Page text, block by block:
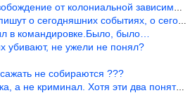
от колониальной зависимости, это
о сегодняшних событиях, о сегодняшней
в командировке.Было, было…
убивают, не ужели не понял?
не собираются ???
не криминал. Хотя эти два понятия начин